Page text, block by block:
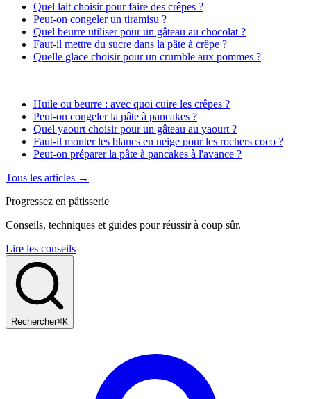
Quel lait choisir pour faire des crêpes ?
Peut-on congeler un tiramisu ?
Quel beurre utiliser pour un gâteau au chocolat ?
Faut-il mettre du sucre dans la pâte à crêpe ?
Quelle glace choisir pour un crumble aux pommes ?
Huile ou beurre : avec quoi cuire les crêpes ?
Peut-on congeler la pâte à pancakes ?
Quel yaourt choisir pour un gâteau au yaourt ?
Faut-il monter les blancs en neige pour les rochers coco ?
Peut-on préparer la pâte à pancakes à l'avance ?
Tous les articles →
Progressez en pâtisserie
Conseils, techniques et guides pour réussir à coup sûr.
Lire les conseils
Rechercher⌘K